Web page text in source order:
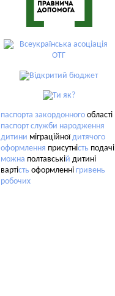
паспорта закордонного області
паспорт служби народження
дитини міграційноїдитячого
оформлення присутність подачі
можна полтавській дитині
вартість оформленні гривень
робочих